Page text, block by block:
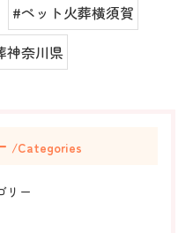
#ペット火葬横須賀
神奈川県
Categories
リー